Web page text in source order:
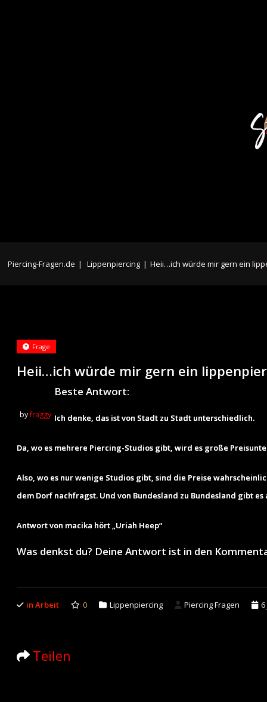
Piercing-Fragen.de | Lippenpiercing | Heii…ich würde mir gern ein
Heii…ich würde mir gern ein
Frage
byfraggy
Beste Antwort:
Ich denke, das ist von Stadt zu Stadt unterschiedlich.
Da, wo es mehrere Piercing-Studios gibt, wird es große
Also, wo es nur wenige Studios gibt, sind die Preise
dem Dorf nachfragst. Und von Bundesland zu Bundesland gibt
Antwort von macika hört „Uriah Heep“
Was denkst du? Deine Antwort ist in den
in Arbeit 0 Lippenpiercing Piercing Fragen 6
Teilen